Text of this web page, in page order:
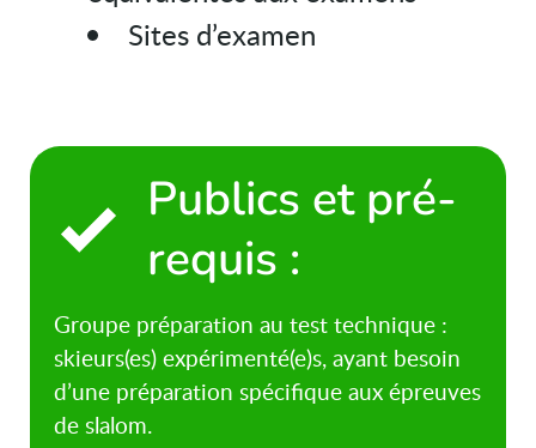
Sites d’examen
Publics et pré-
requis :
Groupe préparation au test technique :
skieurs(es) expérimenté(e)s, ayant besoin
d’une préparation spécifique aux épreuves
de slalom.